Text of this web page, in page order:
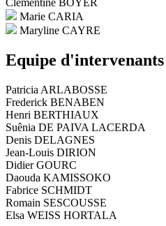
Marie CARIA
Maryline CAYRE
Equipe d'intervenants
Patricia ARLABOSSE
Frederick BENABEN
Henri BERTHIAUX
Suênia DE PAIVA LACERDA
Denis DELAGNES
Jean-Louis DIRION
Didier GOURC
Daouda KAMISSOKO
Fabrice SCHMIDT
Romain SESCOUSSE
Elsa WEISS HORTALA